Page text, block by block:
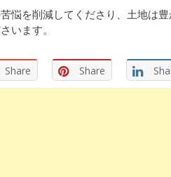
悩を削減してくださり、土地は
います。
Share Share